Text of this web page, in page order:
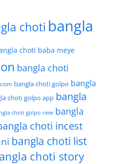
choti bangla
choti baba meye
bangla choti
bangla choti golpo bangla
choti golpo app bangla
choti golpo new bangla
choti incest
bangla choti list
choti story